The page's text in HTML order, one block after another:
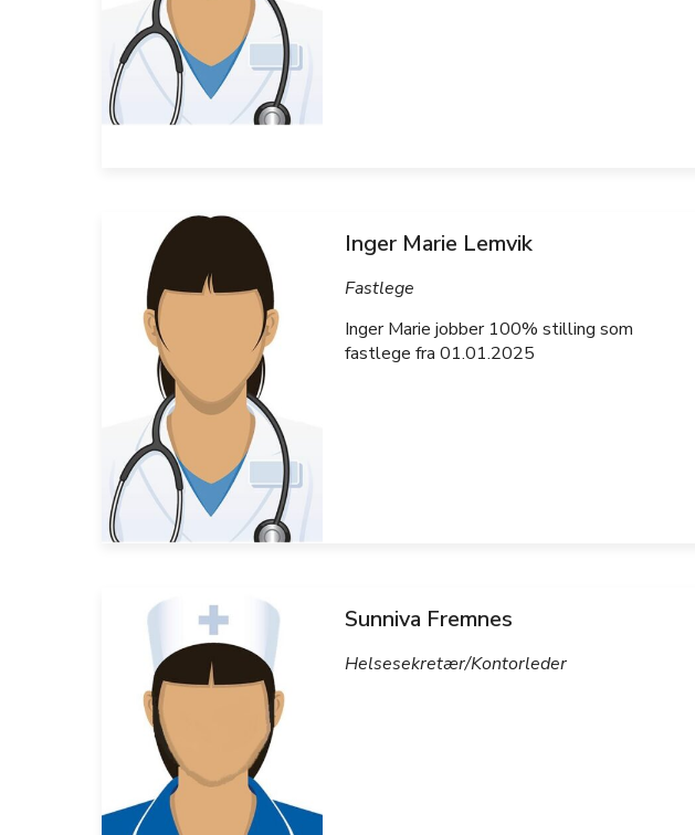
Inger Marie Lemvik
Fastlege
Inger Marie jobber 100% stilling som
fastlege fra 01.01.2025
Sunniva Fremnes
Helsesekretær/Kontorleder